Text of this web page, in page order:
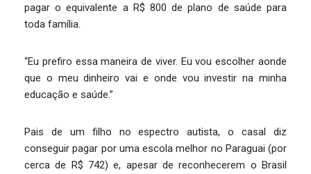
pagar o equivalente a R$ 800 de plano de saúde para
toda família.
“Eu prefiro essa maneira de viver. Eu vou escolher aonde
que o meu dinheiro vai e onde vou investir na minha
educação e saúde.”
Pais de um filho no espectro autista, o casal diz
conseguir pagar por uma escola melhor no Paraguai (por
cerca de R$ 742) e, apesar de reconhecerem o Brasil